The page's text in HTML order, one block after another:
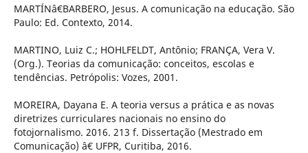
MARTÍNâ€BARBERO, Jesus. A comunicação na educação. São
Paulo: Ed. Contexto, 2014.
MARTINO, Luiz C.; HOHLFELDT, Antônio; FRANÇA, Vera V.
(Org.). Teorias da comunicação: conceitos, escolas e
tendências. Petrópolis: Vozes, 2001.
MOREIRA, Dayana E. A teoria versus a prática e as novas
diretrizes curriculares nacionais no ensino do
fotojornalismo. 2016. 213 f. Dissertação (Mestrado em
Comunicação) â€ UFPR, Curitiba, 2016.